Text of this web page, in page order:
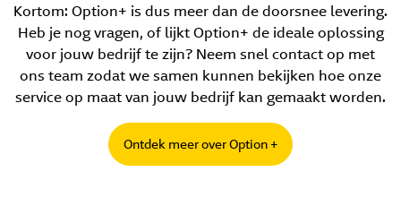
Kortom: Option+ is dus meer dan de doorsnee levering.
Heb je nog vragen, of lijkt Option+ de ideale oplossing
voor jouw bedrijf te zijn? Neem snel contact op met
ons team zodat we samen kunnen bekijken hoe onze
service op maat van jouw bedrijf kan gemaakt worden.
Ontdek meer over Option +